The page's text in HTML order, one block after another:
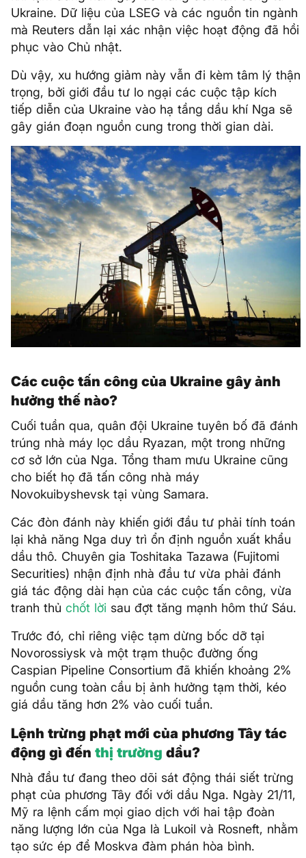
Ukraine. Dữ liệu của LSEG và các nguồn tin ngành
mà Reuters dẫn lại xác nhận việc hoạt động đã hồi
phục vào Chủ nhật.
Dù vậy, xu hướng giảm này vẫn đi kèm tâm lý thận
trọng, bởi giới đầu tư lo ngại các cuộc tập kích
tiếp diễn của Ukraine vào hạ tầng dầu khí Nga sẽ
gây gián đoạn nguồn cung trong thời gian dài.
Các cuộc tấn công của Ukraine gây ảnh
hưởng thế nào?
Cuối tuần qua, quân đội Ukraine tuyên bố đã đánh
trúng nhà máy lọc dầu Ryazan, một trong những
cơ sở lớn của Nga. Tổng tham mưu Ukraine cũng
cho biết họ đã tấn công nhà máy
Novokuibyshevsk tại vùng Samara.
Các đòn đánh này khiến giới đầu tư phải tính toán
lại khả năng Nga duy trì ổn định nguồn xuất khẩu
dầu thô. Chuyên gia Toshitaka Tazawa (Fujitomi
Securities) nhận định nhà đầu tư vừa phải đánh
giá tác động dài hạn của các cuộc tấn công, vừa
tranh thủ chốt lời sau đợt tăng mạnh hôm thứ Sáu.
Trước đó, chỉ riêng việc tạm dừng bốc dỡ tại
Novorossiysk và một trạm thuộc đường ống
Caspian Pipeline Consortium đã khiến khoảng 2%
nguồn cung toàn cầu bị ảnh hưởng tạm thời, kéo
giá dầu tăng hơn 2% vào cuối tuần.
Lệnh trừng phạt mới của phương Tây tác
động gì đến thị trường dầu?
Nhà đầu tư đang theo dõi sát động thái siết trừng
phạt của phương Tây đối với dầu Nga. Ngày 21/11,
Mỹ ra lệnh cấm mọi giao dịch với hai tập đoàn
năng lượng lớn của Nga là Lukoil và Rosneft, nhằm
tạo sức ép để Moskva đàm phán hòa bình.